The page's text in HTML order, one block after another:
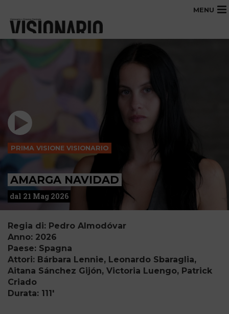
MENU
PRIMA VISIONE VISIONARIO
AMARGA NAVIDAD
dal 21 Mag 2026
Regia di: Pedro Almodóvar
Anno: 2026
Paese: Spagna
Attori: Bárbara Lennie, Leonardo Sbaraglia,
Aitana Sánchez Gijón, Victoria Luengo, Patrick
Criado
Durata: 111'